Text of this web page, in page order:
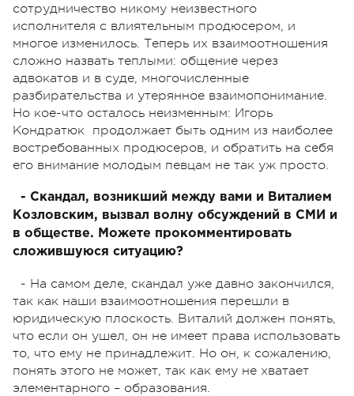
сотрудничество никому неизвестного
исполнителя с влиятельным продюсером, и
многое изменилось. Теперь их взаимоотношения
сложно назвать теплыми: общение через
адвокатов и в суде, многочисленные
разбирательства и утерянное взаимопонимание.
Но кое-что осталось неизменным: Игорь
Кондратюк продолжает быть одним из наиболее
востребованных продюсеров, и обратить на себя
его внимание молодым певцам не так уж просто.
- Скандал, возникший между вами и Виталием
Козловским, вызвал волну обсуждений в СМИ и
в обществе. Можете прокомментировать
сложившуюся ситуацию?
- На самом деле, скандал уже давно закончился,
так как наши взаимоотношения перешли в
юридическую плоскость. Виталий должен понять,
что если он ушел, он не имеет права использовать
то, что ему не принадлежит. Но он, к сожалению,
понять этого не может, так как ему не хватает
элементарного – образования.